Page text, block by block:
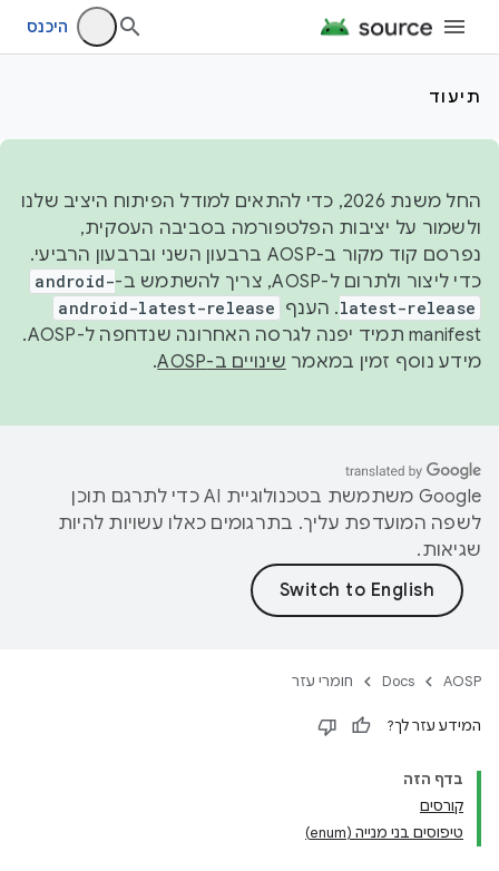
היכנס
תיעוד
החל משנת 2026, כדי להתאים למודל הפיתוח היציב שלנו
ולשמור על יציבות הפלטפורמה בסביבה העסקית,
נפרסם קוד מקור ב-AOSP ברבעון השני וברבעון הרביעי.
כדי ליצור ולתרום ל-AOSP, צריך להשתמש ב-
android-
latest-release. הענף android-latest-release
manifest תמיד יפנה לגרסה האחרונה שנדחפה ל-AOSP.
מידע נוסף זמין במאמר שינויים ב-AOSP .
‫Google משתמשת בטכנולוגיית AI כדי לתרגם תוכן
לשפה המועדפת עליך. בתרגומים כאלו עשויות להיות
שגיאות.
AOSP
Docs חומרי עזר
המידע עזר לך?
בדף הזה
קורסים
טיפוסים בני מנייה (enum)